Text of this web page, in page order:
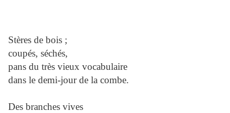
Stères de bois ;
coupés, séchés,
pans du très vieux vocabulaire
dans le demi-jour de la combe.
Des branches vives